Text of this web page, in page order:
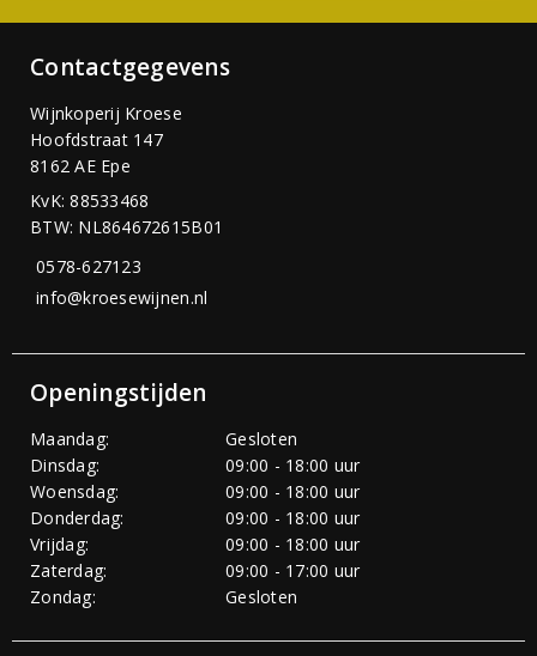
Contactgegevens
Wijnkoperij Kroese
Hoofdstraat 147
8162 AE Epe
KvK: 88533468
BTW: NL864672615B01
0578-627123
info@kroesewijnen.nl
Openingstijden
Maandag:
Gesloten
Dinsdag:
09:00 - 18:00 uur
Woensdag:
09:00 - 18:00 uur
Donderdag:
09:00 - 18:00 uur
Vrijdag:
09:00 - 18:00 uur
Zaterdag:
09:00 - 17:00 uur
Zondag:
Gesloten